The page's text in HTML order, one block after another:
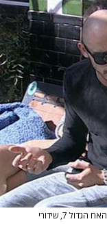
צילום: מתוך האח הגדול 7, שידורי